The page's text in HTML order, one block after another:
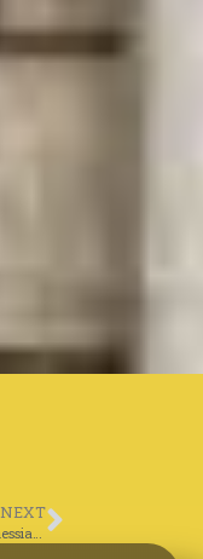
NEXT